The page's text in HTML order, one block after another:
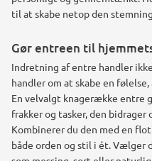
til at skabe netop den stemning.
Gør entreen til
Indretning af entre handler
handler om at skabe en
En velvalgt knagerække entre
frakker og tasker, den
Kombinerer du den med en
både orden og stil i ét. Vælger